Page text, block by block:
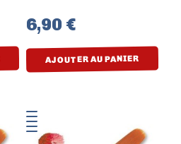
6,90 €
AJOUTER AU PANIER